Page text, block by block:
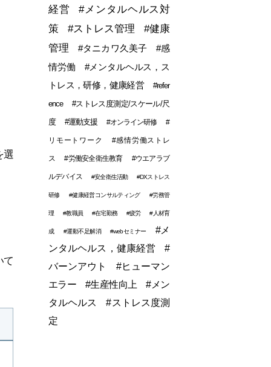
選
て
経営
#メンタルヘルス対
策
#ストレス管理
#健康
管理
#タニカワ久美子
#感
情労働
#メンタルヘルス，ス
トレス，研修，健康経営
#refer
ence
#ストレス度測定/スケール/尺
度
#運動支援 #オンライン研修 #
リモートワーク #感情労働ストレ
ス #労働安全衛生教育 #ウエアラブ
ルデバイス #安全衛生活動 #DXストレス
研修 #健康経営コンサルティング #労務管
理 #教職員 #在宅勤務 #疲労 #人材育
成 #運動不足解消 #webセミナー
#メ
ンタルヘルス，健康経営
#
バーンアウト
#ヒューマン
エラー
#生産性向上
#メン
タルヘルス
#ストレス度測
定